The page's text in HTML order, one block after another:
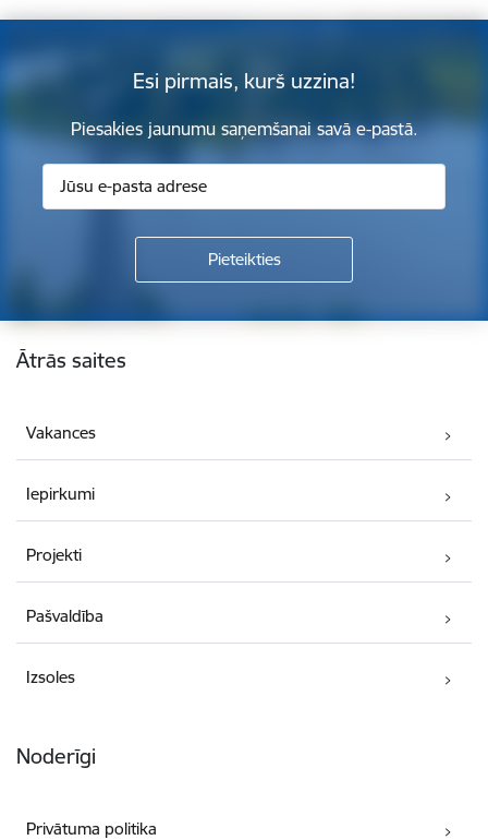
Esi pirmais, kurš uzzina!
Piesakies jaunumu saņemšanai savā e-pastā.
Kājene
Ātrās saites
Vakances
Iepirkumi
Projekti
Pašvaldība
Izsoles
Noderīgi
Privātuma politika